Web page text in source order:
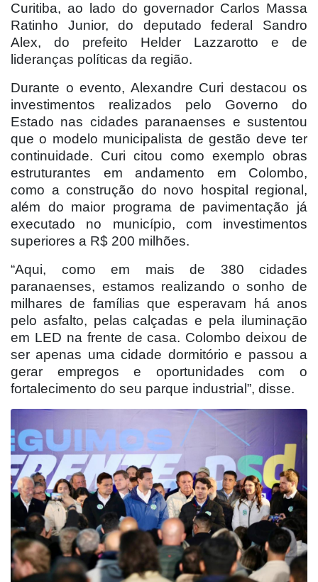
Curitiba, ao lado do governador Carlos Massa
Ratinho Junior, do deputado federal Sandro
Alex, do prefeito Helder Lazzarotto e de
lideranças políticas da região.
Durante o evento, Alexandre Curi destacou os
investimentos realizados pelo Governo do
Estado nas cidades paranaenses e sustentou
que o modelo municipalista de gestão deve ter
continuidade. Curi citou como exemplo obras
estruturantes em andamento em Colombo,
como a construção do novo hospital regional,
além do maior programa de pavimentação já
executado no município, com investimentos
superiores a R$ 200 milhões.
“Aqui, como em mais de 380 cidades
paranaenses, estamos realizando o sonho de
milhares de famílias que esperavam há anos
pelo asfalto, pelas calçadas e pela iluminação
em LED na frente de casa. Colombo deixou de
ser apenas uma cidade dormitório e passou a
gerar empregos e oportunidades com o
fortalecimento do seu parque industrial”, disse.